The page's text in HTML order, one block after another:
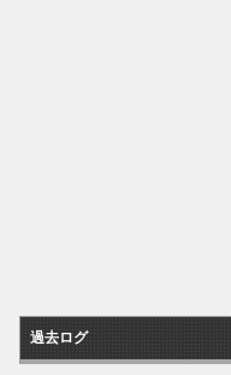
過去ログ